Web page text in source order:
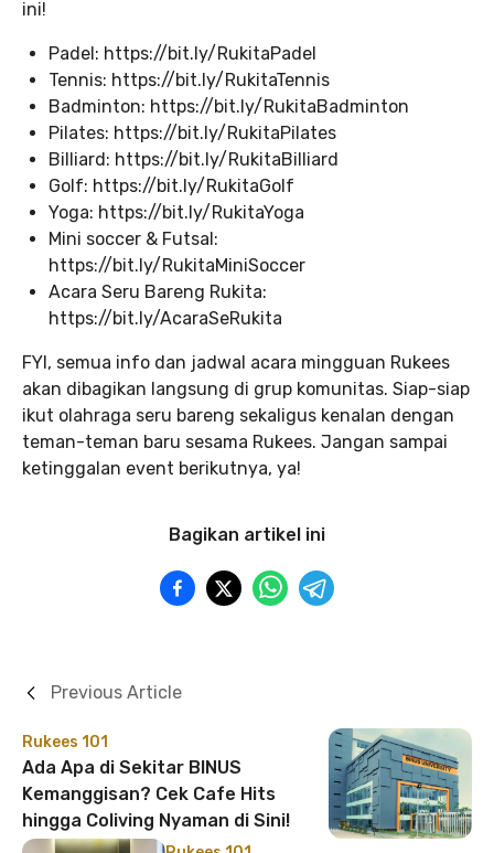
ini!
Padel: https://bit.ly/RukitaPadel
Tennis: https://bit.ly/RukitaTennis
Badminton: https://bit.ly/RukitaBadminton
Pilates: https://bit.ly/RukitaPilates
Billiard: https://bit.ly/RukitaBilliard
Golf: https://bit.ly/RukitaGolf
Yoga: https://bit.ly/RukitaYoga
Mini soccer & Futsal:
https://bit.ly/RukitaMiniSoccer
Acara Seru Bareng Rukita:
https://bit.ly/AcaraSeRukita
FYI, semua info dan jadwal acara mingguan Rukees
akan dibagikan langsung di grup komunitas. Siap-siap
ikut olahraga seru bareng sekaligus kenalan dengan
teman-teman baru sesama Rukees. Jangan sampai
ketinggalan event berikutnya, ya!
Bagikan artikel ini
Rukees 101
Ada Apa di Sekitar BINUS
Kemanggisan? Cek Cafe Hits
hingga Coliving Nyaman di Sini!
Previous Article